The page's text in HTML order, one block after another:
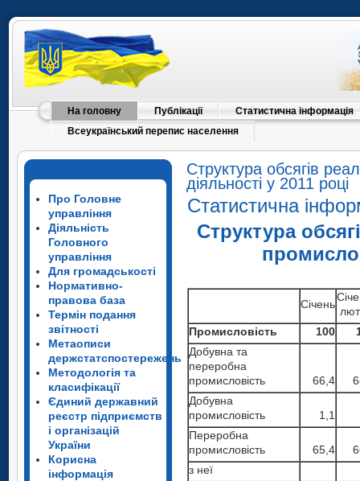
На головну Публікації
Статистична інформація
Всеукраїнський перепис населення
Про Головне
управління
Діяльність
Головного
управління
Для громадськості
Нормативно-
правова база
Термін подання
звітності
Метаописи
держстатспостережень
Методологія та
класифікації
Єдиний державний
реєстр підприємств
і організацій
України
Корисна
інформація
Структура обсягів
діяльності у 2011 році
Статистична
Структура
Січень
Промисловість
100
Добувна та
переробна
промисловість
66,4
Добувна
промисловість
1,1
Переробна
промисловість
65,4
з неї